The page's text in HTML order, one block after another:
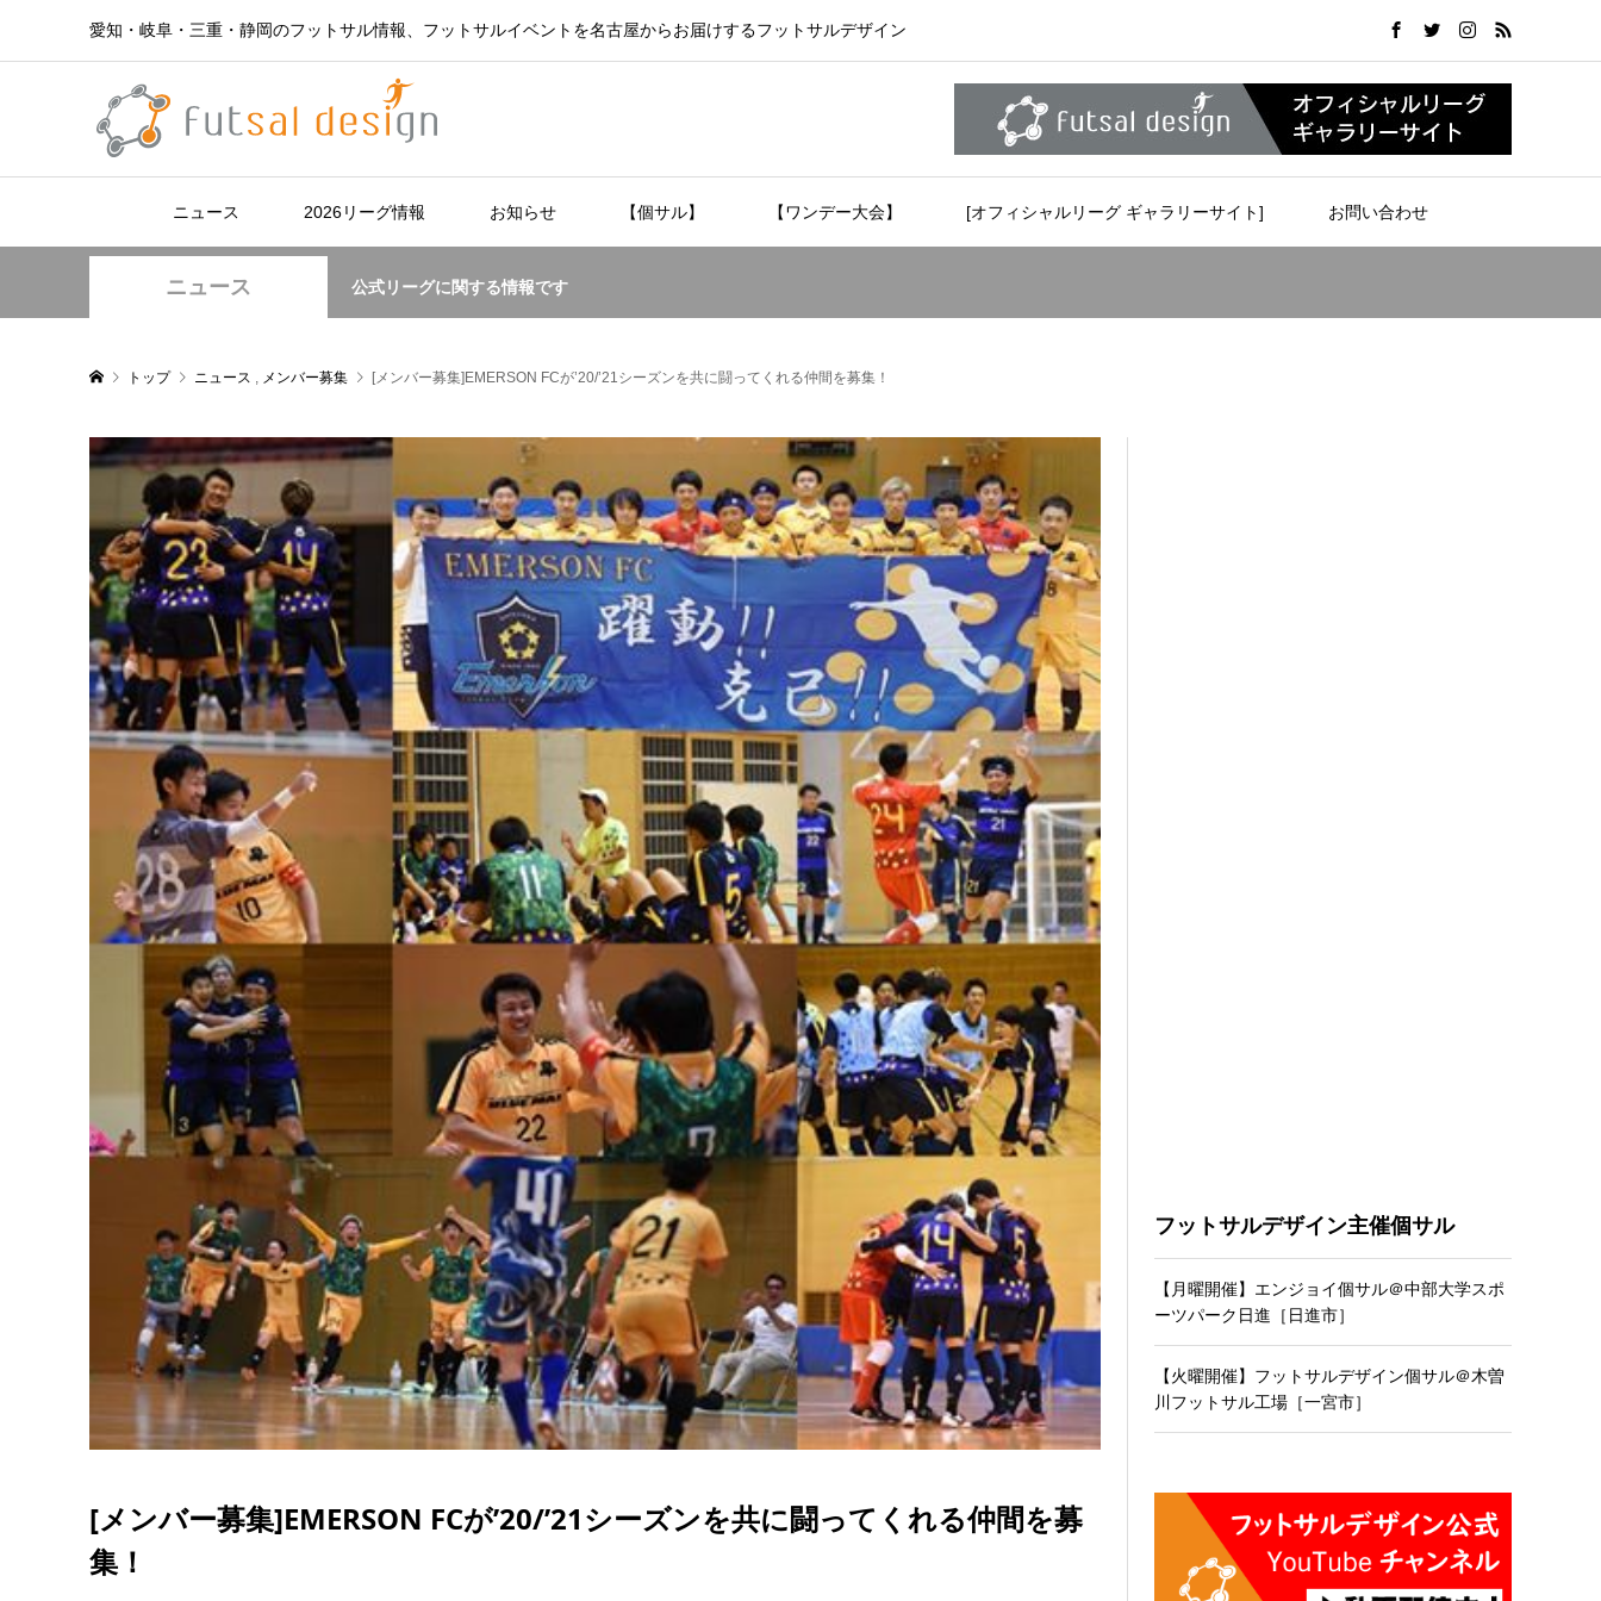
愛知・岐阜・三重・静岡のフットサル情報、フットサルイベントを名古屋からお届けするフットサルデザイン
ニュース 2026リーグ情報 お知らせ 【個サル】 【ワンデー大会】 [オフィシャルリーグ ギャラリーサイト] お問い合わせ
ニュース 公式リーグに関する情報です
トップ ニュース , メンバー募集 [メンバー募集]EMERSON FCが’20/’21シーズンを共に闘ってくれる仲間を募集！
[メンバー募集]EMERSON FCが’20/’21シーズンを共に闘ってくれる仲間を募
集！
フットサルデザイン主催個サル
【月曜開催】エンジョイ個サル＠中部大学スポ
ーツパーク日進［日進市］
【火曜開催】フットサルデザイン個サル＠木曽
川フットサル工場［一宮市］